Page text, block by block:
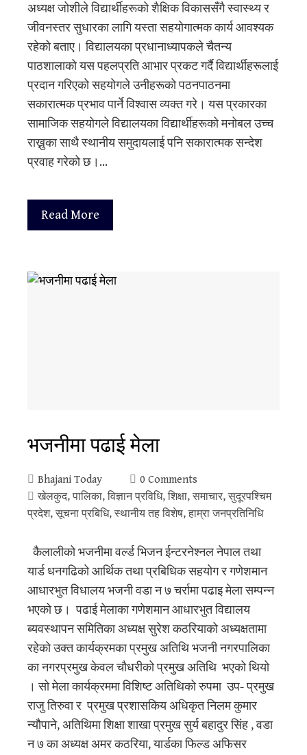
अध्यक्ष जोशीले विद्यार्थीहरूको शैक्षिक विकाससँगै स्वास्थ्य र
जीवनस्तर सुधारका लागि यस्ता सहयोगात्मक कार्य आवश्यक
रहेको बताए। विद्यालयका प्रधानाध्यापकले चैतन्य
पाठशालाको यस पहलप्रति आभार प्रकट गर्दै विद्यार्थीहरूलाई
प्रदान गरिएको सहयोगले उनीहरूको पठनपाठनमा
सकारात्मक प्रभाव पार्ने विश्वास व्यक्त गरे। यस प्रकारका
सामाजिक सहयोगले विद्यालयका विद्यार्थीहरूको मनोबल उच्च
राख्नुका साथै स्थानीय समुदायलाई पनि सकारात्मक सन्देश
प्रवाह गरेको छ।…
Read More
भजनीमा पढाई मेला
Bhajani Today
0 Comments
खेलकुद, पालिका, विज्ञान प्रविधि, शिक्षा, समाचार, सुदूरपश्‍चिम
प्रदेश, सूचना प्रबिधि, स्थानीय तह विशेष, हाम्रा जनप्रतिनिधि
कैलालीको भजनीमा वर्ल्ड भिजन ईन्टरनेश्नल नेपाल तथा
यार्ड धनगढिको आर्थिक तथा प्रबिधिक सहयोग र गणेशमान
आधारभुत विधालय भजनी वडा न ७ चर्रामा पढाइ मेला सम्पन्न
भएको छ। पढाई मेलाका गणेशमान आधारभुत विद्यालय
ब्यवस्थापन समितिका अध्यक्ष सुरेश कठरियाको अध्यक्षतामा
रहेको उक्त कार्यक्रमका प्रमुख अतिथि भजनी नगरपालिका
का नगरप्रमुख केवल चौधरीको प्रमुख अतिथि भएको थियो
। सो मेला कार्यक्रममा विशिष्ट अतिथिको रुपमा उप- प्रमुख
राजु तिरुवा र प्रमुख प्रशासकिय अधिकृत निलम कुमार
न्यौपाने, अतिथिमा शिक्षा शाखा प्रमुख सुर्य बहादुर सिंह , वडा
न ७ का अध्यक्ष अमर कठरिया, यार्डका फिल्ड अफिसर